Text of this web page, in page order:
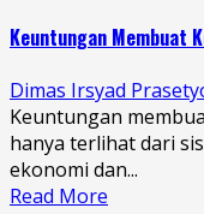
Keuntungan Membuat
Dimas Irsyad
Keuntungan
hanya terlihat dari
ekonomi dan...
Read More